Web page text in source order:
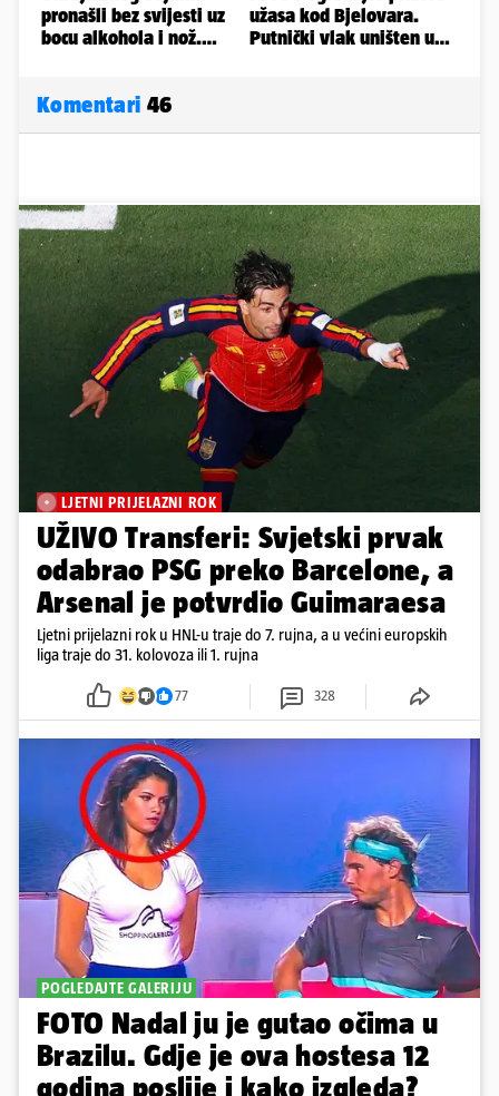
Komentari 46
LJETNI PRIJELAZNI ROK
UŽIVO Transferi: Svjetski prvak
odabrao PSG preko Barcelone, a
Arsenal je potvrdio Guimaraesa
Ljetni prijelazni rok u HNL-u traje do 7. rujna, a u većini europskih
liga traje do 31. kolovoza ili 1. rujna
77 328
POGLEDAJTE GALERIJU
FOTO Nadal ju je gutao očima u
Brazilu. Gdje je ova hostesa 12
godina poslije i kako izgleda?